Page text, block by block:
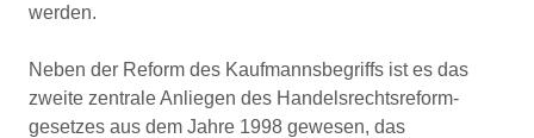
werden.
Neben der Reform des Kaufmannsbegriffs ist es das
zweite zentrale Anliegen des Handelsrechtsreform­
gesetzes aus dem Jahre 1998 gewesen, das